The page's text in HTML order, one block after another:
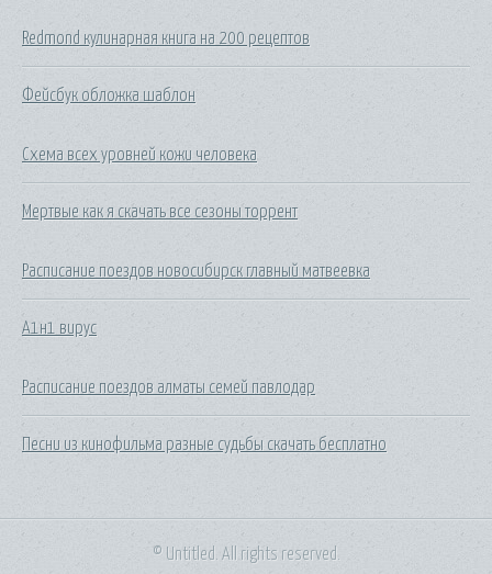
Redmond кулинарная книга на 200 рецептов
Фейсбук обложка шаблон
Схема всех уровней кожи человека
Мертвые как я скачать все сезоны торрент
Расписание поездов новосибирск главный матвеевка
А1н1 вирус
Расписание поездов алматы семей павлодар
Песни из кинофильма разные судьбы скачать бесплатно
© Untitled. All rights reserved.